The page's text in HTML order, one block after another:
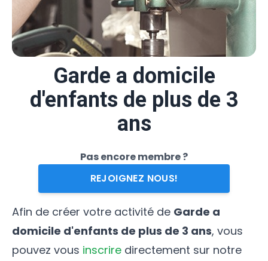
Garde a domicile
d'enfants de plus de 3
ans
Pas encore membre ?
REJOIGNEZ NOUS!
Afin de créer votre activité de Garde a
domicile d'enfants de plus de 3 ans, vous
pouvez vous inscrire directement sur notre